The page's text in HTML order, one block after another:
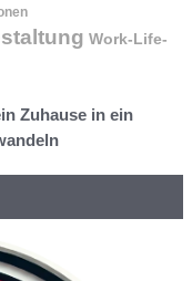
Work-Life-
Zuhause in ein